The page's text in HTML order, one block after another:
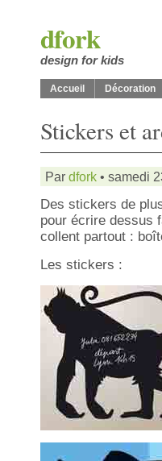
dfork
design for kids
Accueil Décoration
Stickers et
Par dfork • samedi
Des stickers de
pour écrire dessus
collent partout :
Les stickers :